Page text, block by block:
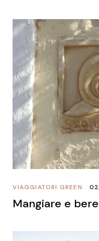
VIAGGIATORI GREEN
Mangiare e